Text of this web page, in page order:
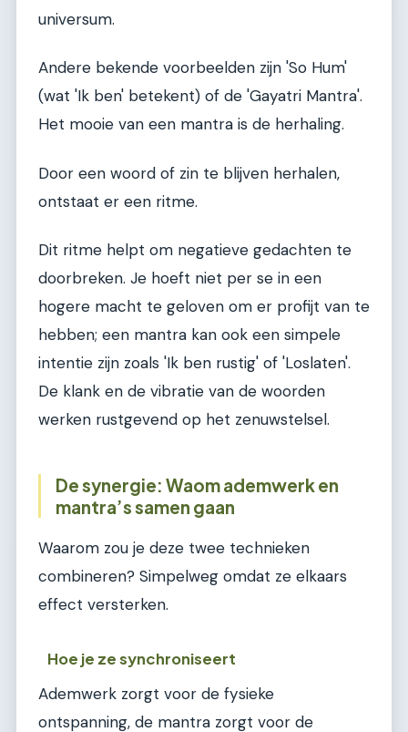
universum.
Andere bekende voorbeelden zijn 'So Hum'
(wat 'Ik ben' betekent) of de 'Gayatri Mantra'.
Het mooie van een mantra is de herhaling.
Door een woord of zin te blijven herhalen,
ontstaat er een ritme.
Dit ritme helpt om negatieve gedachten te
doorbreken. Je hoeft niet per se in een
hogere macht te geloven om er profijt van te
hebben; een mantra kan ook een simpele
intentie zijn zoals 'Ik ben rustig' of 'Loslaten'.
De klank en de vibratie van de woorden
werken rustgevend op het zenuwstelsel.
De synergie: Waom ademwerk en
mantra’s samen gaan
Waarom zou je deze twee technieken
combineren? Simpelweg omdat ze elkaars
effect versterken.
Hoe je ze synchroniseert
Ademwerk zorgt voor de fysieke
ontspanning, de mantra zorgt voor de